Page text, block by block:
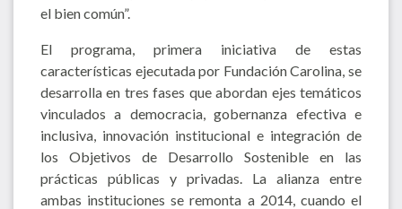
el bien común”.
El programa, primera iniciativa de estas
características ejecutada por Fundación Carolina, se
desarrolla en tres fases que abordan ejes temáticos
vinculados a democracia, gobernanza efectiva e
inclusiva, innovación institucional e integración de
los Objetivos de Desarrollo Sostenible en las
prácticas públicas y privadas. La alianza entre
ambas instituciones se remonta a 2014, cuando el